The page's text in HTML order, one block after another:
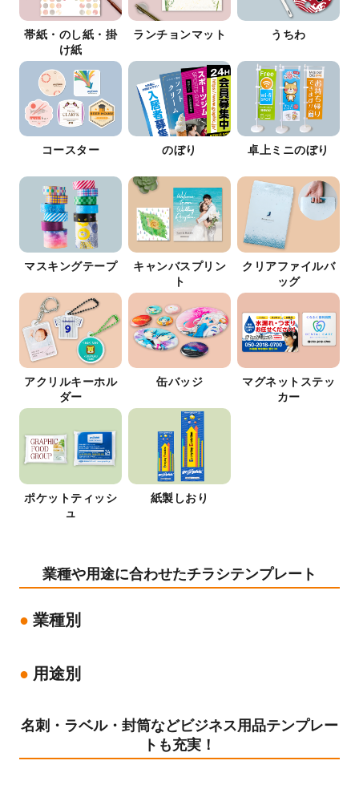
帯紙・のし紙・掛
け紙
ランチョンマット うちわ
コースター のぼり 卓上ミニのぼり
マスキングテープ
キャンバスプリン
ト
クリアファイルバ
ッグ
アクリルキーホル
ダー
缶バッジ
マグネットステッ
カー
ポケットティッシ
ュ
紙製しおり
業種や用途に合わせたチラシテンプレート
業種別
用途別
名刺・ラベル・封筒などビジネス用品テンプレー
トも充実！